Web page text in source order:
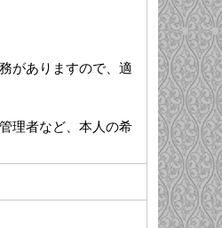
がありますので、適
理者など、本人の希